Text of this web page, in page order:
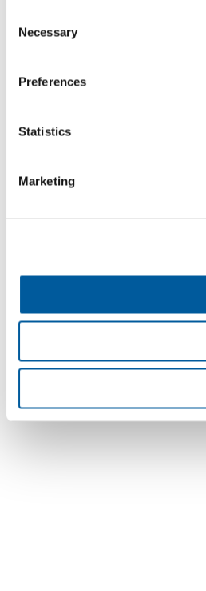
Selection
Necessary
Preferences
Statistics
Marketing